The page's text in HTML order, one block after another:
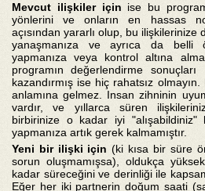
Mevcut ilişkiler için ise bu
yönlerini ve onların en hassas
açısından yararlı olup, bu
yanaşmanıza ve ayrıca da belli
yapmanıza veya kontrol altına
programın değerlendirme
kazandırmış ise hiç rahatsız
anlamına gelmez. Insan zihninin
vardır, ve yıllarca süren
birbirinize o kadar iyi
yapmanıza artık gerek kalmamıştır.
Yeni bir ilişki için (ki kısa bir süre
sorun oluşmamışsa), oldukça
kadar süreceğini ve derinliği ile
Eğer her iki partnerin doğum saati